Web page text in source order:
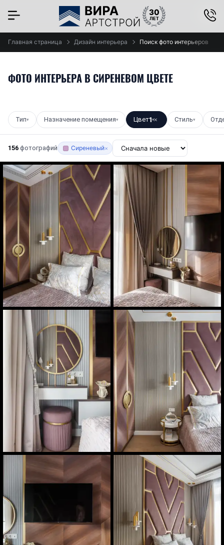
Главная страница Дизайн интерьера Поиск фото интерьеров
ФОТО ИНТЕРЬЕРА В СИРЕНЕВОМ ЦВЕТЕ
Тип▾ Назначение помещения▾ Цвет1▾✕ Стиль▾
156 фотографий Сиреневый×
×